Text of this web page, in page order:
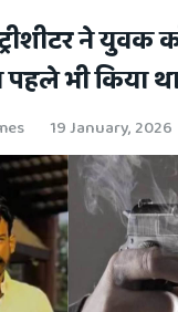
ने युवक
पहले भी किया
19 January, 2026